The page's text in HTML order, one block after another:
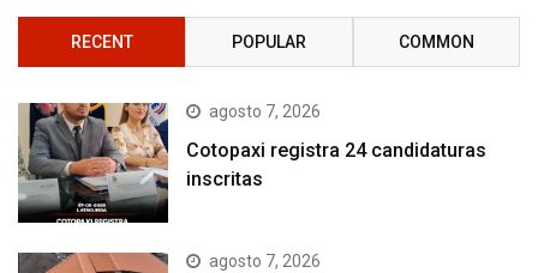
RECENT POPULAR COMMON
agosto 7, 2026
Cotopaxi registra 24 candidaturas
inscritas
agosto 7, 2026